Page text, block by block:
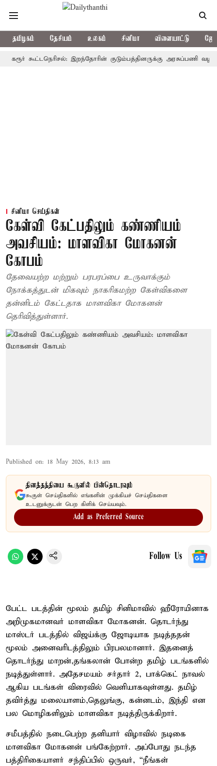
தமிழகம் தேசியம் உலகம் சினிமா விளையாட்டு
கூட்டநெரிசல்: இறந்தோரின் குடும்பத்தினருக்கு அரசுப்பணி வழக்கு;
சினிமா செய்திகள்
கேள்வி கேட்பதிலும் கண்ணியம்
அவசியம்: மாளவிகா மோகனன்
கோபம்
தேவையற்ற மற்றும் பரபரப்பை உருவாக்கும்
நோக்கத்துடன் மிகவும் நாகரிகமற்ற கேள்விகளை
தன்னிடம் கேட்டதாக மாளவிகா மோகனன்
தெரிவித்துள்ளார்.
Published on: 18 May 2026, 8:13 am
தினத்தந்தியை கூகுளில் பின்தொடரவும்
கூகுள் செய்திகளில் எங்களின் முக்கியச் செய்திகளை
உடனுக்குடன் பெற கிளிக் செய்யவும்.
Add as Preferred Source
Follow Us
பேட்ட படத்தின் மூலம் தமிழ் சினிமாவில் ஹீரோயினாக
அறிமுகமானவர் மாளவிகா மோகனன். தொடர்ந்து
மாஸ்டர் படத்தில் விஜய்க்கு ஜோடியாக நடித்ததன்
மூலம் அனைவரிடத்திலும் பிரபலமானார். இதனைத்
தொடர்ந்து மாறன்,தங்கலான் போன்ற தமிழ் படங்களில்
நடித்துள்ளார். அதேசமயம் சர்தார் 2, பாக்கெட் நாவல்
ஆகிய படங்கள் விரைவில் வெளியாகவுள்ளது. தமிழ்
தவிர்த்து மலையாளம்,தெலுங்கு, கன்னடம், இந்தி என
பல மொழிகளிலும் மாளவிகா நடித்திருக்கிறார்.
சமீபத்தில் நடைபெற்ற தனியார் விழாவில் நடிகை
மாளவிகா மோகனன் பங்கேற்றார். அப்போது நடந்த
பத்திரிகையாளர் சந்திப்பில் ஒருவர், “நீங்கள்